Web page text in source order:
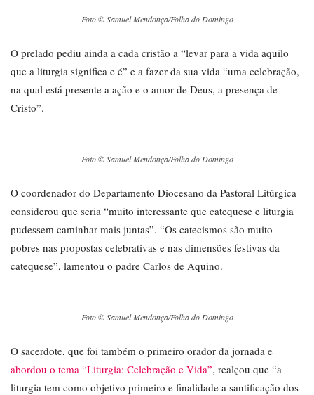
Foto © Samuel Mendonça/Folha do Domingo
O prelado pediu ainda a cada cristão a “levar para a vida aquilo
que a liturgia significa e é” e a fazer da sua vida “uma celebração,
na qual está presente a ação e o amor de Deus, a presença de
Cristo”.
Foto © Samuel Mendonça/Folha do Domingo
O coordenador do Departamento Diocesano da Pastoral Litúrgica
considerou que seria “muito interessante que catequese e liturgia
pudessem caminhar mais juntas”. “Os catecismos são muito
pobres nas propostas celebrativas e nas dimensões festivas da
catequese”, lamentou o padre Carlos de Aquino.
Foto © Samuel Mendonça/Folha do Domingo
O sacerdote, que foi também o primeiro orador da jornada e
abordou o tema “Liturgia: Celebração e Vida”, realçou que “a
liturgia tem como objetivo primeiro e finalidade a santificação dos